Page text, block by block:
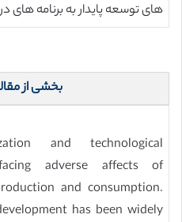
های توسعه پایدار به برنامه
بخشی از
and technological
adverse affects of
and consumption.
has been widely